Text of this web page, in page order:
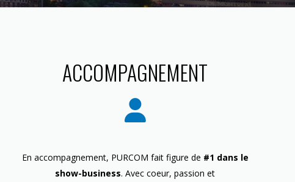
ACCOMPAGNEMENT
En accompagnement, PURCOM fait figure de #1 dans le
show-business. Avec coeur, passion et